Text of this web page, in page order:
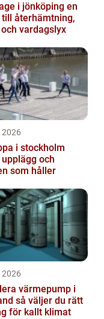
i jönköping en
återhämtning,
vardagslyx
2026
i stockholm
upplägg och
som håller
2026
värmepump i
du rätt
för kallt klimat